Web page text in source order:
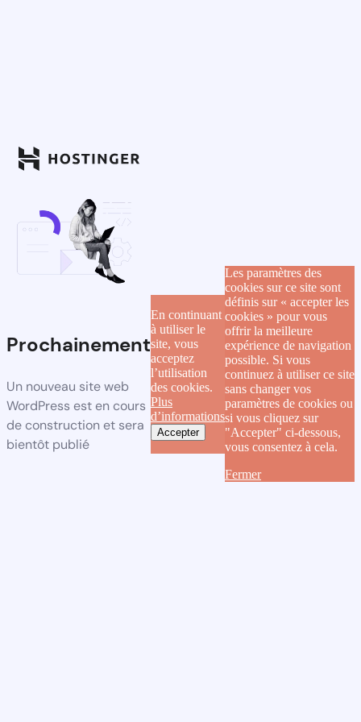
Prochainement
Un nouveau site web
WordPress est en cours
de construction et sera
bientôt publié
En continuant
à utiliser le
site, vous
acceptez
l’utilisation
des cookies.
Plus
d’informations
Accepter
Les paramètres des
cookies sur ce site sont
définis sur « accepter les
cookies » pour vous
offrir la meilleure
expérience de navigation
possible. Si vous
continuez à utiliser ce site
sans changer vos
paramètres de cookies ou
si vous cliquez sur
"Accepter" ci-dessous,
vous consentez à cela.
Fermer